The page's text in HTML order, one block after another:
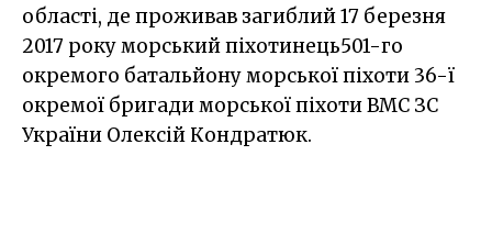
області, де проживав загиблий 17 березня
2017 року морський піхотинець501-го
окремого батальйону морської піхоти 36-ї
окремої бригади морської піхоти ВМС ЗС
України Олексій Кондратюк.